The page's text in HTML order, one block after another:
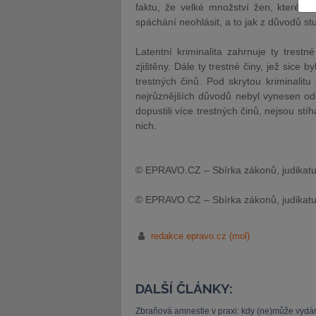
faktu, že velké množství žen, které
spáchání neohlásit, a to jak z důvodů
Latentní kriminalita zahrnuje ty
zjištěny. Dále ty trestné činy, jež sice
trestných činů. Pod skrytou
nejrůznějších důvodů nebyl vynesen
dopustili více trestných činů, nejsou
nich.
© EPRAVO.CZ – Sbírka zákonů,
© EPRAVO.CZ – Sbírka zákonů,
redakce epravo.cz (mol)
DALŠÍ ČLÁNKY:
Zbraňová amnestie v praxi: kdy (ne)může
JUDr. Tomáš Nielsen
JUDr.
Kurzy